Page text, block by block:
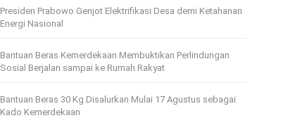
Presiden Prabowo Genjot Elektrifikasi Desa demi Ketahanan
Energi Nasional
Bantuan Beras Kemerdekaan Membuktikan Perlindungan
Sosial Berjalan sampai ke Rumah Rakyat
Bantuan Beras 30 Kg Disalurkan Mulai 17 Agustus sebagai
Kado Kemerdekaan